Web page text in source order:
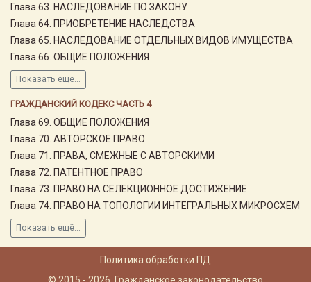
Глава 63. НАСЛЕДОВАНИЕ ПО ЗАКОНУ
Глава 64. ПРИОБРЕТЕНИЕ НАСЛЕДСТВА
Глава 65. НАСЛЕДОВАНИЕ ОТДЕЛЬНЫХ ВИДОВ ИМУЩЕСТВА
Глава 66. ОБЩИЕ ПОЛОЖЕНИЯ
Показать ещё...
ГРАЖДАНСКИЙ КОДЕКС ЧАСТЬ 4
Глава 69. ОБЩИЕ ПОЛОЖЕНИЯ
Глава 70. АВТОРСКОЕ ПРАВО
Глава 71. ПРАВА, СМЕЖНЫЕ С АВТОРСКИМИ
Глава 72. ПАТЕНТНОЕ ПРАВО
Глава 73. ПРАВО НА СЕЛЕКЦИОННОЕ ДОСТИЖЕНИЕ
Глава 74. ПРАВО НА ТОПОЛОГИИ ИНТЕГРАЛЬНЫХ МИКРОСХЕМ
Показать ещё...
Политика обработки ПД
© 2015 - 2026, Гражданское законодательство